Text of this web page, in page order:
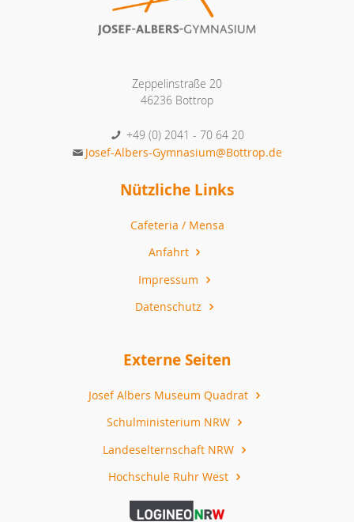
Zeppelinstraße 20
46236 Bottrop
+49 (0) 2041 - 70 64 20
Josef-Albers-Gymnasium@Bottrop.de
Nützliche Links
Cafeteria / Mensa
Anfahrt
Impressum
Datenschutz
Externe Seiten
Josef Albers Museum Quadrat
Schulministerium NRW
Landeselternschaft NRW
Hochschule Ruhr West